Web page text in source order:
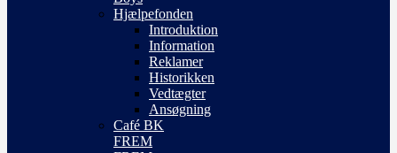
Hjælpefonden
Introduktion
Information
Reklamer
Historikken
Vedtægter
Ansøgning
Café BK
FREM